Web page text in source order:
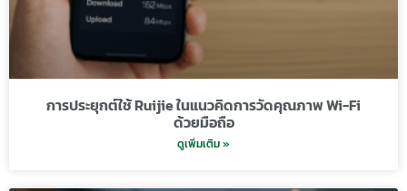
การประยุกต์ใช้ Ruijie ในแนวคิดการวัดคุณภาพ Wi-Fi
ด้วยมือถือ
ดูเพิ่มเติม »